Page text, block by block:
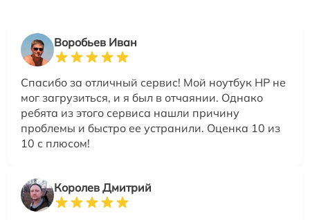
Воробьев Иван
Спасибо за отличный сервис! Мой ноутбук HP не
мог загрузиться, и я был в отчаянии. Однако
ребята из этого сервиса нашли причину
проблемы и быстро ее устранили. Оценка 10 из
10 с плюсом!
Королев Дмитрий